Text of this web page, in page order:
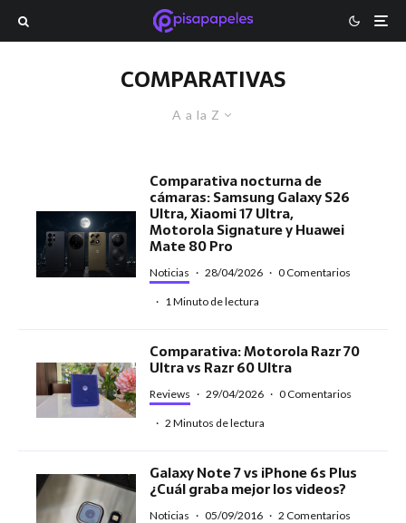
COMPARATIVAS
A a la Z
Comparativa nocturna de
cámaras: Samsung Galaxy S26
Ultra, Xiaomi 17 Ultra,
Motorola Signature y Huawei
Mate 80 Pro
Noticias · 28/04/2026 · 0 Comentarios
· 1 Minuto de lectura
Comparativa: Motorola Razr 70
Ultra vs Razr 60 Ultra
Reviews · 29/04/2026 · 0 Comentarios
· 2 Minutos de lectura
Galaxy Note 7 vs iPhone 6s Plus
¿Cuál graba mejor los videos?
Noticias · 05/09/2016 · 2 Comentarios